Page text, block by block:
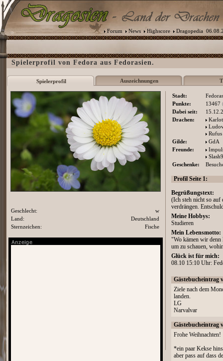
Forum News Highscore Dragopedia
Spielerprofil von Fedora aus Fedorasien.
Spielerprofil Auszeichnungen
Stadt:
Punkte:
13467
Dabei seit:
Drachen:
Rufus
Gilde:
GdA
Freunde:
Geschenke:
Profil Seite 1:
Begrüßungstext:
(Ich steh nicht so auf
verdrängen.
Meine Hobbys:
Studieren
Mein Lebensmotto:
"Wo kämen wir denn
um zu schauen,
Glück ist für mich:
08.10 15:10 Uhr:
Gästebucheintrag
Ziele nach dem
landen.
LG
Narvalvar
Gästebucheintrag
Frohe Weihnachten!
*ein paar Kekse
aber pass auf dass
Geschlecht:
w
Land:
Deutschland
Sternzeichen:
Fische